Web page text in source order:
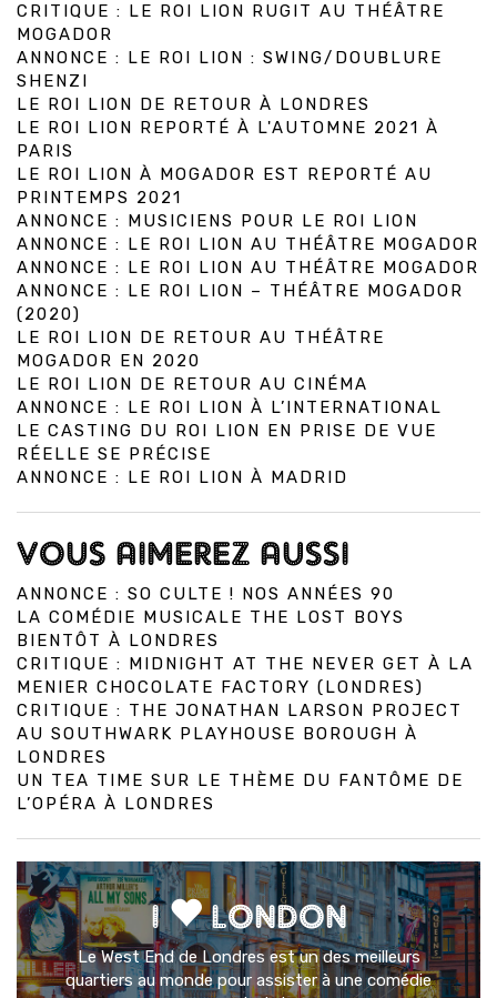
CRITIQUE : LE ROI LION RUGIT AU THÉÂTRE
MOGADOR
ANNONCE : LE ROI LION : SWING/DOUBLURE
SHENZI
LE ROI LION DE RETOUR À LONDRES
LE ROI LION REPORTÉ À L'AUTOMNE 2021 À
PARIS
LE ROI LION À MOGADOR EST REPORTÉ AU
PRINTEMPS 2021
ANNONCE : MUSICIENS POUR LE ROI LION
ANNONCE : LE ROI LION AU THÉÂTRE MOGADOR
ANNONCE : LE ROI LION AU THÉÂTRE MOGADOR
ANNONCE : LE ROI LION – THÉÂTRE MOGADOR
(2020)
LE ROI LION DE RETOUR AU THÉÂTRE
MOGADOR EN 2020
LE ROI LION DE RETOUR AU CINÉMA
ANNONCE : LE ROI LION À L’INTERNATIONAL
LE CASTING DU ROI LION EN PRISE DE VUE
RÉELLE SE PRÉCISE
ANNONCE : LE ROI LION À MADRID
VOUS AIMEREZ AUSSI
ANNONCE : SO CULTE ! NOS ANNÉES 90
LA COMÉDIE MUSICALE THE LOST BOYS
BIENTÔT À LONDRES
CRITIQUE : MIDNIGHT AT THE NEVER GET À LA
MENIER CHOCOLATE FACTORY (LONDRES)
CRITIQUE : THE JONATHAN LARSON PROJECT
AU SOUTHWARK PLAYHOUSE BOROUGH À
LONDRES
UN TEA TIME SUR LE THÈME DU FANTÔME DE
L’OPÉRA À LONDRES
I LONDON
Le West End de Londres est un des meilleurs
quartiers au monde pour assister à une comédie